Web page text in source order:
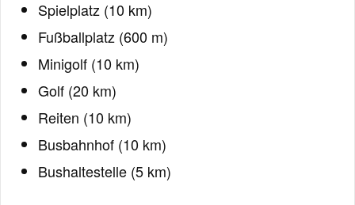
Spielplatz (10 km)
Fußballplatz (600 m)
Minigolf (10 km)
Golf (20 km)
Reiten (10 km)
Busbahnhof (10 km)
Bushaltestelle (5 km)